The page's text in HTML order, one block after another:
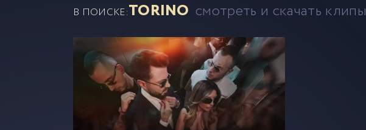
В ПОИСКЕ:TORINO смотреть и скачать клипы